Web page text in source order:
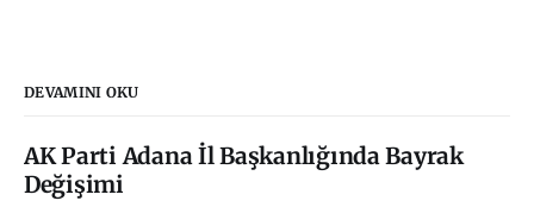
DEVAMINI OKU
AK Parti Adana İl Başkanlığında Bayrak
Değişimi